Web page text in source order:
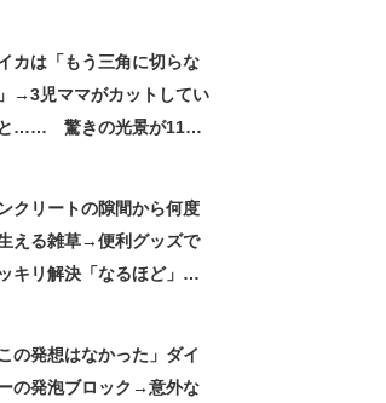
カは「もう三角に切らな
→3児ママがカットしてい
…… 驚きの光景が110
クリートの隙間から何度
える雑草→便利グッズで
キリ解決「なるほど」
この発想はなかった」ダイ
の発泡ブロック→意外な